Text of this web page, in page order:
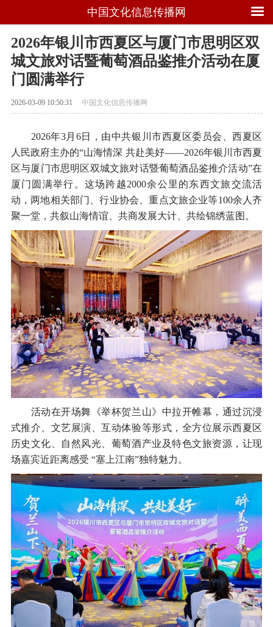
中国文化信息传播网
2026年银川市西夏区与厦门市思明区双
城文旅对话暨葡萄酒品鉴推介活动在厦
门圆满举行
2026-03-09 10:50:31 中国文化信息传播网
2026年3月6日，由中共银川市西夏区委员会、西夏区
人民政府主办的“山海情深 共赴美好——2026年银川市西夏
区与厦门市思明区双城文旅对话暨葡萄酒品鉴推介活动”在
厦门圆满举行。这场跨越2000余公里的东西文旅交流活
动，两地相关部门、行业协会、重点文旅企业等100余人齐
聚一堂，共叙山海情谊、共商发展大计、共绘锦绣蓝图。
活动在开场舞《举杯贺兰山》中拉开帷幕，通过沉浸
式推介、文艺展演、互动体验等形式，全方位展示西夏区
历史文化、自然风光、葡萄酒产业及特色文旅资源，让现
场嘉宾近距离感受 “塞上江南”独特魅力。